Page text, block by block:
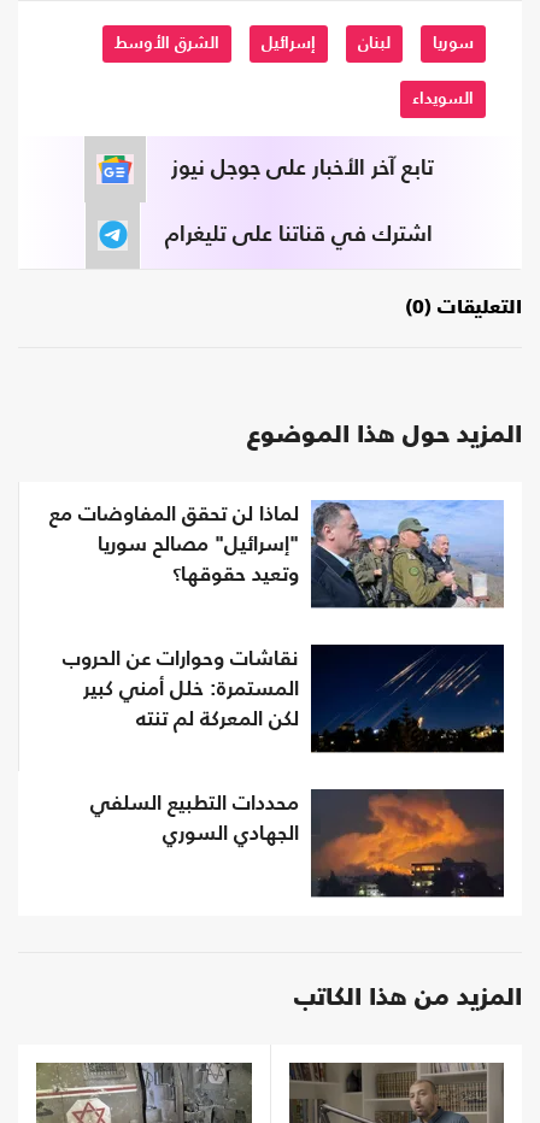
سوريا لبنان إسرائيل الشرق الأوسط
السويداء
تابع آخر الأخبار على جوجل نيوز
اشترك في قناتنا على تليغرام
التعليقات (0)
المزيد حول هذا الموضوع
لماذا لن تحقق المفاوضات مع
"إسرائيل" مصالح سوريا
وتعيد حقوقها؟
نقاشات وحوارات عن الحروب
المستمرة: خلل أمني كبير
لكن المعركة لم تنته
محددات التطبيع السلفي
الجهادي السوري
المزيد من هذا الكاتب